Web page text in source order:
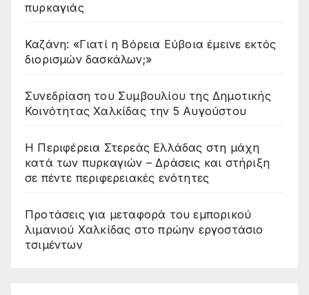
πυρκαγιάς
Καζάνη: «Γιατί η Βόρεια Εύβοια έμεινε εκτός
διορισμών δασκάλων;»
Συνεδρίαση του Συμβουλίου της Δημοτικής
Κοινότητας Χαλκίδας την 5 Αυγούστου
Η Περιφέρεια Στερεάς Ελλάδας στη μάχη
κατά των πυρκαγιών – Δράσεις και στήριξη
σε πέντε περιφερειακές ενότητες
Προτάσεις για μεταφορά του εμπορικού
λιμανιού Χαλκίδας στο πρώην εργοστάσιο
τσιμέντων